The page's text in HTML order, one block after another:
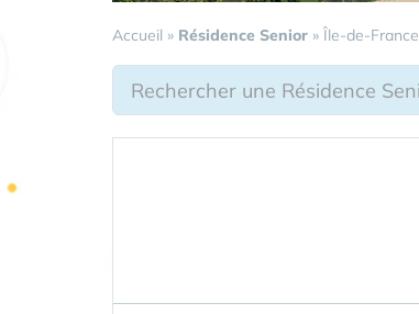
Accueil » Résidence Senior » Île-de-France